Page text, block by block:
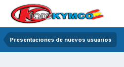
Presentaciones de nuevos usuarios